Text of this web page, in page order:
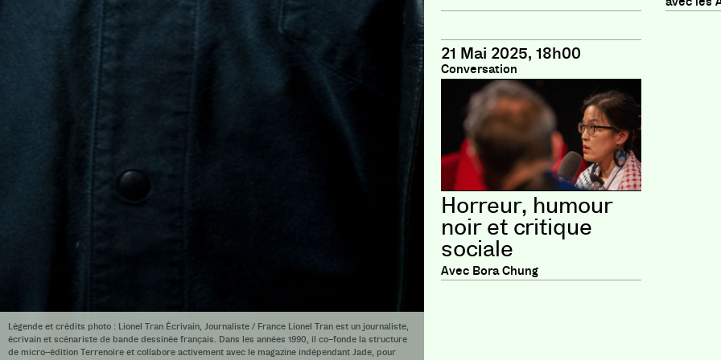
Légende et crédits photo : Lionel Tran Écrivain, Journaliste / France Lionel Tran est un journaliste,
écrivain et scénariste de bande dessinée français. Dans les années 1990, il co–fonde la structure
de micro–édition Terrenoire et collabore activement avec le magazine indépendant Jade, pour
21 Mai 2025, 18h00
Conversation
Horreur, humour
noir et critique
sociale
Avec Bora Chung